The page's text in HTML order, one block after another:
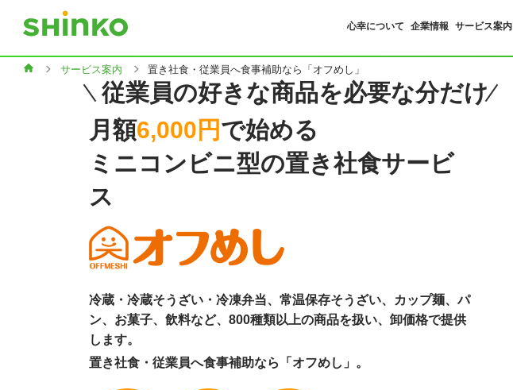
心幸について 企業情報 サービス案内
サービス案内 置き社食・従業員へ食事補助なら「オフめし」
従業員の好きな商品を必要な分だけ
月額6,000円で始める
ミニコンビニ型の置き社食サービ
ス
冷蔵・冷蔵そうざい・冷凍弁当、常温保存そうざい、カップ麺、パ
ン、お菓子、飲料など、800種類以上の商品を扱い、卸価格で提供
します。
置き社食・従業員へ食事補助なら「オフめし」。